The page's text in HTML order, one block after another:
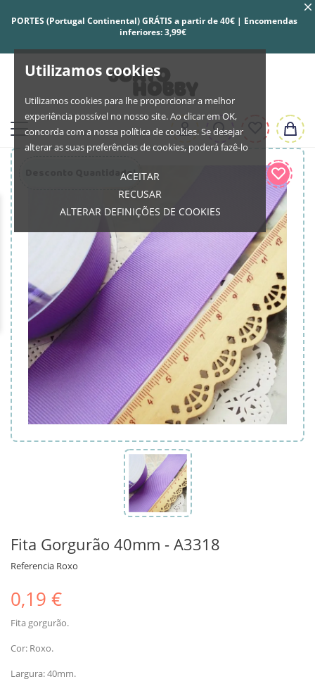
Utilizamos cookies
Utilizamos cookies para lhe proporcionar a melhor
experiência possível no nosso site. Ao clicar em OK,
concorda com a nossa política de cookies. Se desejar
alterar as suas preferências de cookies, poderá fazê-lo
ACEITAR
RECUSAR
ALTERAR DEFINIÇÕES DE COOKIES
PORTES (Portugal Continental) GRÁTIS a partir de 40€ | Encomendas
inferiores: 3,99€
Desconto Quantidade!
Fita Gorgurão 40mm - A3318
Referencia Roxo
0,19 €
Fita gorgurão.
Cor: Roxo.
Largura: 40mm.